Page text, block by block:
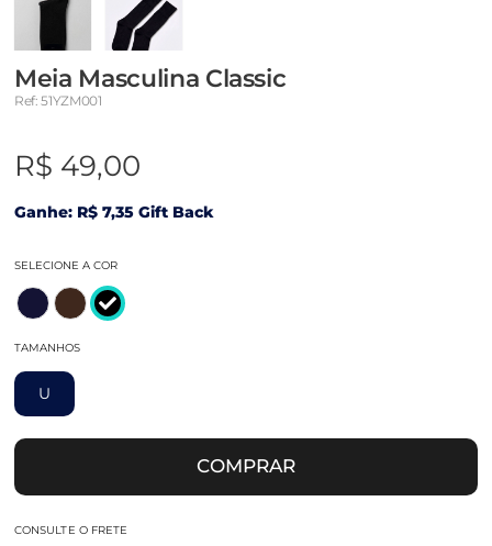
Meia Masculina Classic
Ref: 51YZM001
R$ 49,00
Ganhe: R$ 7,35 Gift Back
SELECIONE A COR
TAMANHOS
U
COMPRAR
CONSULTE O FRETE